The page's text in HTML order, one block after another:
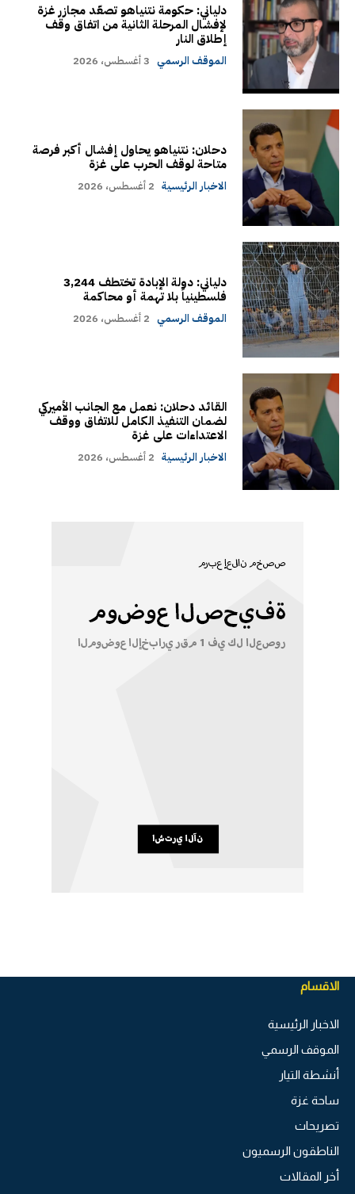
دلياني: حكومة نتنياهو تصعّد مجازر غزة
لإفشال المرحلة الثانية من اتفاق وقف
إطلاق النار
الموقف الرسمي 3 أغسطس، 2026
دحلان: نتنياهو يحاول إفشال أكبر فرصة
متاحة لوقف الحرب على غزة
الاخبار الرئيسية 2 أغسطس، 2026
دلياني: دولة الإبادة تختطف 3,244
فلسطينياً بلا تهمة أو محاكمة
الموقف الرسمي 2 أغسطس، 2026
القائد دحلان: نعمل مع الجانب الأميركي
لضمان التنفيذ الكامل للاتفاق ووقف
الاعتداءات على غزة
الاخبار الرئيسية 2 أغسطس، 2026
الاقسام
الاخبار الرئيسية
الموقف الرسمي
أنشطة التيار
ساحة غزة
تصريحات
الناطقون الرسميون
أخر المقالات